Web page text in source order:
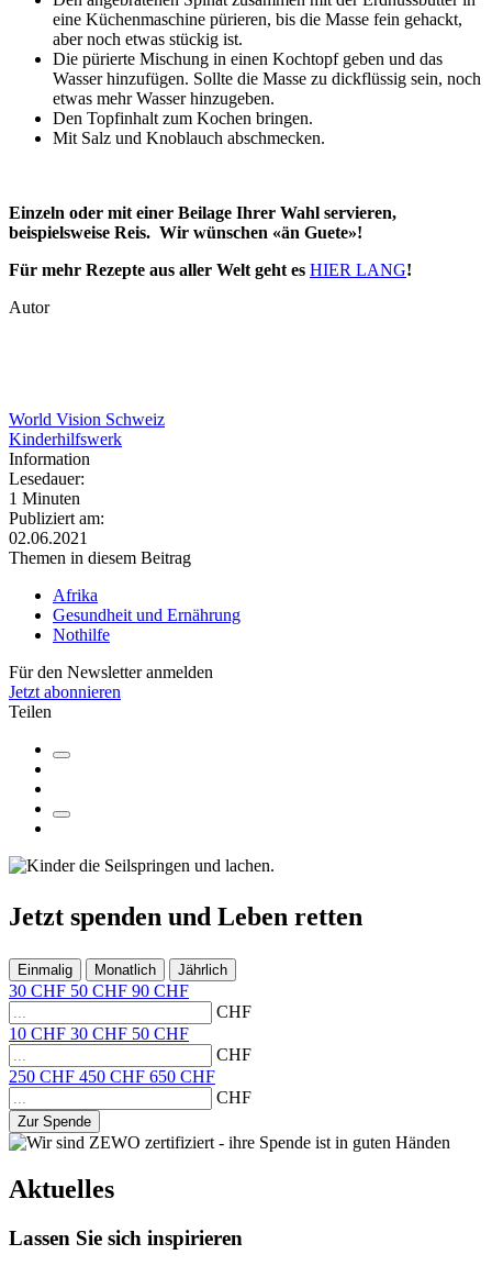
eine Küchenmaschine pürieren, bis die Masse fein gehackt,
aber noch etwas stückig ist.
Die pürierte Mischung in einen Kochtopf geben und das
Wasser hinzufügen. Sollte die Masse zu dickflüssig sein, noch
etwas mehr Wasser hinzugeben.
Den Topfinhalt zum Kochen bringen.
Mit Salz und Knoblauch abschmecken.
Einzeln oder mit einer Beilage Ihrer Wahl servieren,
beispielsweise Reis. Wir wünschen «än Guete»!
Für mehr Rezepte aus aller Welt geht es HIER LANG!
Autor
World Vision Schweiz
Kinderhilfswerk
Information
Lesedauer:
1 Minuten
Publiziert am:
02.06.2021
Themen in diesem Beitrag
Afrika
Gesundheit und Ernährung
Nothilfe
Für den Newsletter anmelden
Jetzt abonnieren
Teilen
Jetzt spenden und Leben retten
Einmalig Monatlich Jährlich
30 CHF 50 CHF 90 CHF
CHF
10 CHF 30 CHF 50 CHF
CHF
250 CHF 450 CHF 650 CHF
CHF
Zur Spende
Aktuelles
Lassen Sie sich inspirieren